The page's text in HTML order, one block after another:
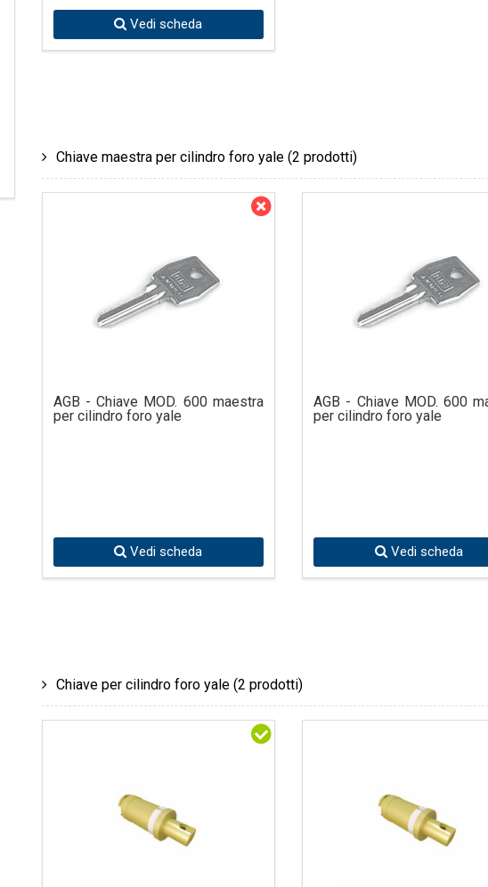
Vedi scheda
Chiave maestra per cilindro foro yale(2 prodotti)
AGB - Chiave MOD. 600 maestra
per cilindro foro yale
Vedi scheda
AGB - Chiave MOD. 600
per cilindro foro yale
Vedi scheda
Chiave per cilindro foro yale(2 prodotti)